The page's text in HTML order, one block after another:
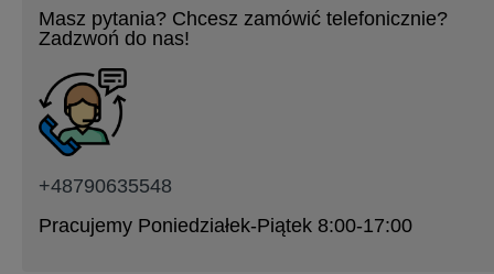
Masz pytania? Chcesz zamówić telefonicznie?
Zadzwoń do nas!
+48790635548
Pracujemy Poniedziałek-Piątek 8:00-17:00